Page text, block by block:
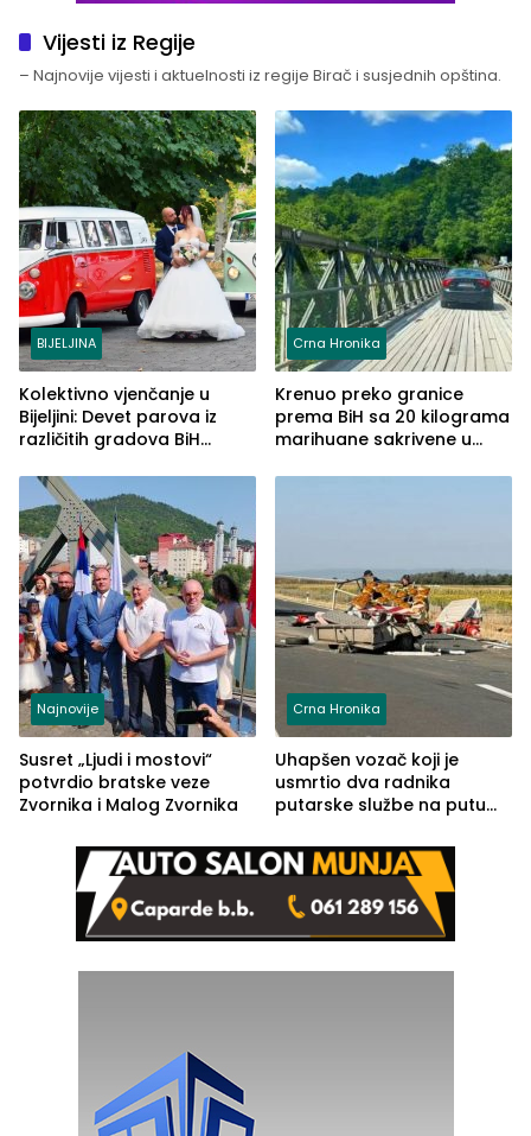
Vijesti iz Regije
– Najnovije vijesti i aktuelnosti iz regije Birač i susjednih opština.
BIJELJINA
Kolektivno vjenčanje u
Bijeljini: Devet parova iz
različitih gradova BiH
Crna Hronika
Krenuo preko granice
prema BiH sa 20 kilograma
marihuane sakrivene u
Najnovije
Susret „Ljudi i mostovi“
potvrdio bratske veze
Zvornika i Malog Zvornika
Crna Hronika
Uhapšen vozač koji je
usmrtio dva radnika
putarske službe na putu
(FOTO)